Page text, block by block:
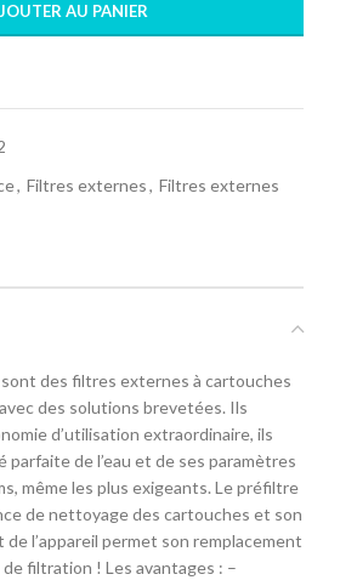
AU PANIER
, Filtres externes, Filtres externes
des filtres externes à cartouches
des solutions brevetées. Ils
d’utilisation extraordinaire, ils
de l’eau et de ses paramètres
même les plus exigeants. Le préfiltre
de nettoyage des cartouches et son
l’appareil permet son remplacement
filtration ! Les avantages : –